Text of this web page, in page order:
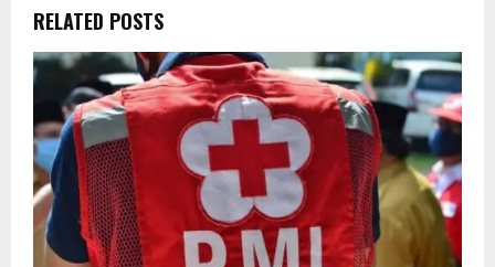
RELATED POSTS